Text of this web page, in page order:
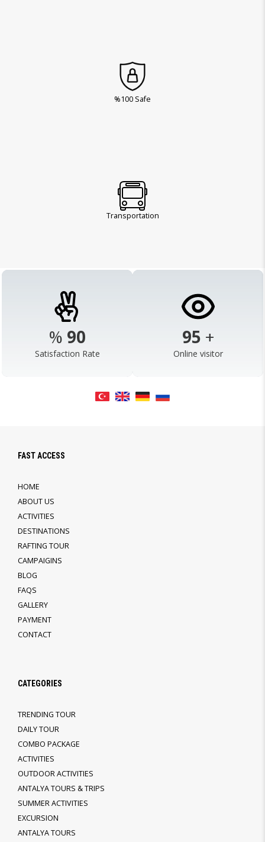
%100 Safe
Transportation
% 98
Satisfaction Rate
103 +
Online visitor
FAST ACCESS
HOME
ABOUT US
ACTIVITIES
DESTINATIONS
RAFTING TOUR
CAMPAIGINS
BLOG
FAQS
GALLERY
PAYMENT
CONTACT
CATEGORIES
TRENDING TOUR
DAILY TOUR
COMBO PACKAGE
ACTIVITIES
OUTDOOR ACTIVITIES
ANTALYA TOURS & TRIPS
SUMMER ACTIVITIES
EXCURSION
ANTALYA TOURS